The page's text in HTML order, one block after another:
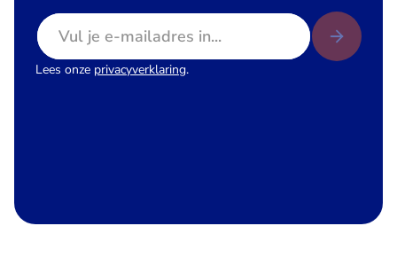
E-mailadres
Lees onze privacyverklaring.